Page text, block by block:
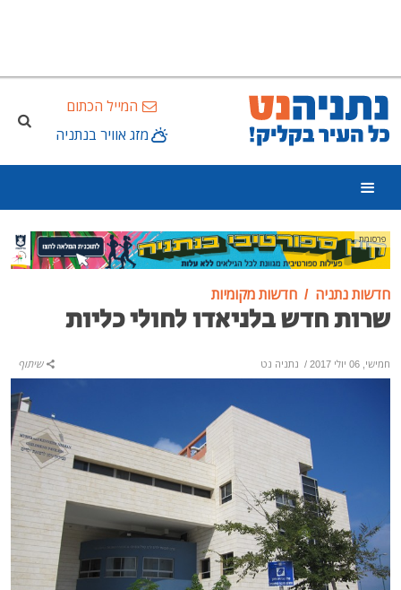
המייל הכתום
מזג אוויר בנתניה
פרסומת
חדשות נתניה חדשות מקומיות
שרות חדש בלניאדו לחולי כליות
חמישי, 06 יולי 2017 / נתניה נט שיתוף